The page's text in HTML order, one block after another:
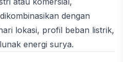
dengan
lokasi, profil beban listrik,
energi surya.